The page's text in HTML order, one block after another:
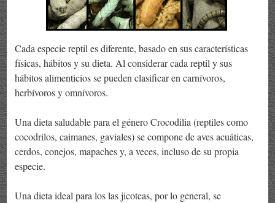
Cada especie reptil es diferente, basado en sus características
físicas, hábitos y su dieta. Al considerar cada reptil y sus
hábitos alimenticios se pueden clasificar en carnívoros,
herbívoros y omnívoros.
Una dieta saludable para el género Crocodilia (reptiles como
cocodrilos, caimanes, gaviales) se compone de aves acuáticas,
cerdos, conejos, mapaches y, a veces, incluso de su propia
especie.
Una dieta ideal para los las jicoteas, por lo general, se